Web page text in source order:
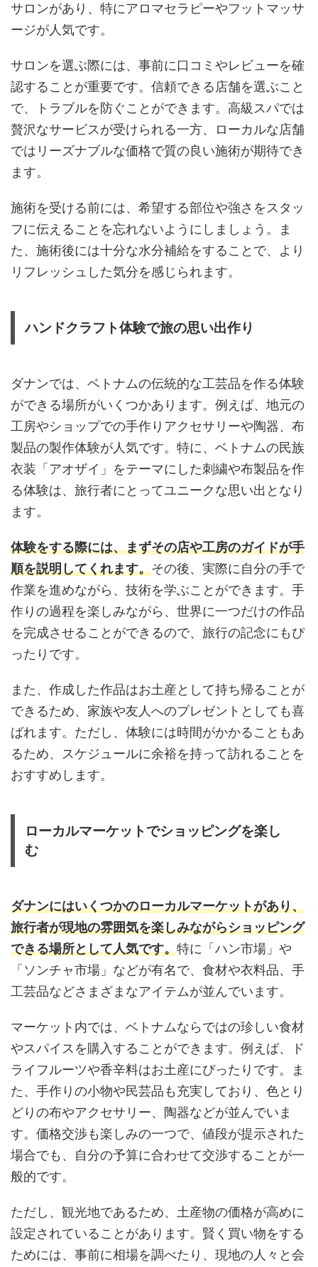
サロンがあり、特にアロマセラピーやフットマッサ
ージが人気です。
サロンを選ぶ際には、事前に口コミやレビューを確
認することが重要です。信頼できる店舗を選ぶこと
で、トラブルを防ぐことができます。高級スパでは
贅沢なサービスが受けられる一方、ローカルな店舗
ではリーズナブルな価格で質の良い施術が期待でき
ます。
施術を受ける前には、希望する部位や強さをスタッ
フに伝えることを忘れないようにしましょう。ま
た、施術後には十分な水分補給をすることで、より
リフレッシュした気分を感じられます。
ハンドクラフト体験で旅の思い出作り
ダナンでは、ベトナムの伝統的な工芸品を作る体験
ができる場所がいくつかあります。例えば、地元の
工房やショップでの手作りアクセサリーや陶器、布
製品の製作体験が人気です。特に、ベトナムの民族
衣装「アオザイ」をテーマにした刺繍や布製品を作
る体験は、旅行者にとってユニークな思い出となり
ます。
体験をする際には、まずその店や工房のガイドが手
順を説明してくれます。その後、実際に自分の手で
作業を進めながら、技術を学ぶことができます。手
作りの過程を楽しみながら、世界に一つだけの作品
を完成させることができるので、旅行の記念にもぴ
ったりです。
また、作成した作品はお土産として持ち帰ることが
できるため、家族や友人へのプレゼントとしても喜
ばれます。ただし、体験には時間がかかることもあ
るため、スケジュールに余裕を持って訪れることを
おすすめします。
ローカルマーケットでショッピングを楽し
む
ダナンにはいくつかのローカルマーケットがあり、
旅行者が現地の雰囲気を楽しみながらショッピング
できる場所として人気です。特に「ハン市場」や
「ソンチャ市場」などが有名で、食材や衣料品、手
工芸品などさまざまなアイテムが並んでいます。
マーケット内では、ベトナムならではの珍しい食材
やスパイスを購入することができます。例えば、ド
ライフルーツや香辛料はお土産にぴったりです。ま
た、手作りの小物や民芸品も充実しており、色とり
どりの布やアクセサリー、陶器などが並んでいま
す。価格交渉も楽しみの一つで、値段が提示された
場合でも、自分の予算に合わせて交渉することが一
般的です。
ただし、観光地であるため、土産物の価格が高めに
設定されていることがあります。賢く買い物をする
ためには、事前に相場を調べたり、現地の人々と会